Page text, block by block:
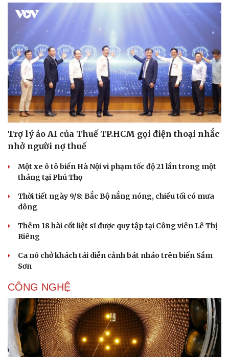
Văn hóa
Sân khấu - Điện ảnh
Văn học
Âm nhạc
Di sản
Giải trí
Nghệ sĩ
Thời trang
Sao Việt
Trợ lý ảo AI của Thuế TP.HCM gọi điện thoại nhắc
nhở người nợ thuế
Một xe ô tô biển Hà Nội vi phạm tốc độ 21 lần trong một
tháng tại Phú Thọ
Thời tiết ngày 9/8: Bắc Bộ nắng nóng, chiều tối có mưa
dông
Thêm 18 hài cốt liệt sĩ được quy tập tại Công viên Lê Thị
Riêng
Ca nô chở khách tái diễn cảnh bát nháo trên biển Sầm
Sơn
CÔNG NGHỆ